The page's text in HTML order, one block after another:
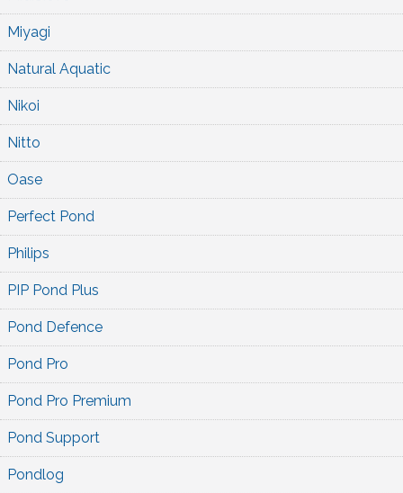
Miyagi
Natural Aquatic
Nikoi
Nitto
Oase
Perfect Pond
Philips
PIP Pond Plus
Pond Defence
Pond Pro
Pond Pro Premium
Pond Support
Pondlog